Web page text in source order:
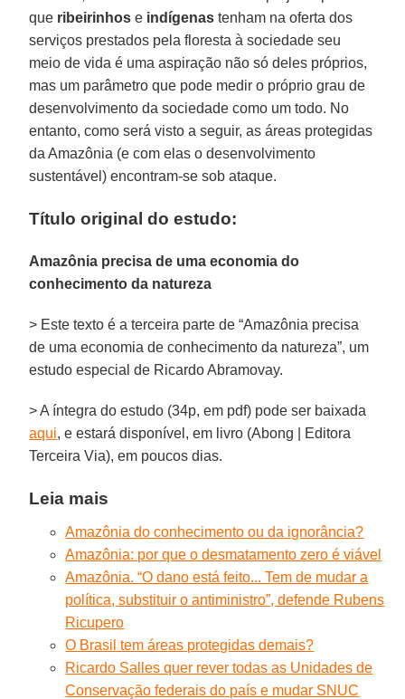
que ribeirinhos e indígenas tenham na oferta dos
serviços prestados pela floresta à sociedade seu
meio de vida é uma aspiração não só deles próprios,
mas um parâmetro que pode medir o próprio grau de
desenvolvimento da sociedade como um todo. No
entanto, como será visto a seguir, as áreas protegidas
da Amazônia (e com elas o desenvolvimento
sustentável) encontram-se sob ataque.
Título original do estudo:
Amazônia precisa de uma economia do
conhecimento da natureza
> Este texto é a terceira parte de “Amazônia precisa
de uma economia de conhecimento da natureza”, um
estudo especial de Ricardo Abramovay.
> A íntegra do estudo (34p, em pdf) pode ser baixada
aqui, e estará disponível, em livro (Abong | Editora
Terceira Via), em poucos dias.
Leia mais
Amazônia do conhecimento ou da ignorância?
Amazônia: por que o desmatamento zero é viável
Amazônia. “O dano está feito... Tem de mudar a
política, substituir o antiministro”, defende Rubens
Ricupero
O Brasil tem áreas protegidas demais?
Ricardo Salles quer rever todas as Unidades de
Conservação federais do país e mudar SNUC